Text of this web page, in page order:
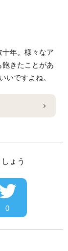
年。様々なア
きたことがあ
いですよね。
ょう
0